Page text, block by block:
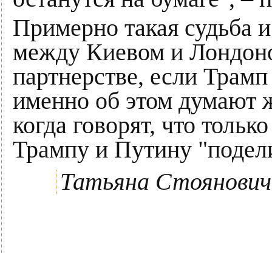
Примерно такая судьба
между Киевом и
партнерстве, если
именно об этом думают
когда говорят, что
Трампу и Путину
Татьяна Стоянович